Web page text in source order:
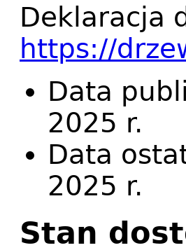
Deklaracja
https://
Data
2025 r.
Data
2025 r.
Stan